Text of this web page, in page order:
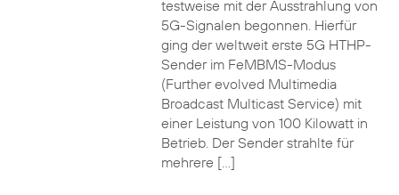
testweise mit der Ausstrahlung von
5G-Signalen begonnen. Hierfür
ging der weltweit erste 5G HTHP-
Sender im FeMBMS-Modus
(Further evolved Multimedia
Broadcast Multicast Service) mit
einer Leistung von 100 Kilowatt in
Betrieb. Der Sender strahlte für
mehrere […]